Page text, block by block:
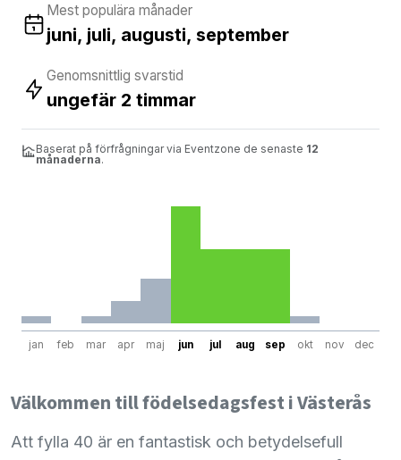
Mest populära månader
juni, juli, augusti, september
Genomsnittlig svarstid
ungefär 2 timmar
Baserat på förfrågningar via Eventzone de senaste 12
månaderna.
jan feb mar apr maj jun jul aug sep okt nov dec
Välkommen till födelsedagsfest i Västerås
Att fylla 40 är en fantastisk och betydelsefull